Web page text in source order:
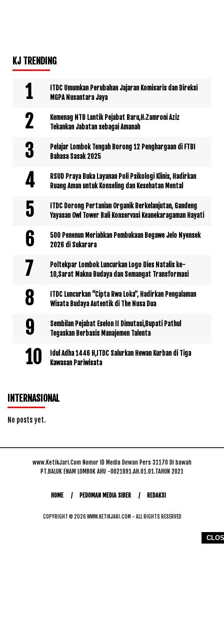
KJ TRENDING
ITDC Umumkan Perubahan Jajaran Komisaris dan Direksi
MGPA Nusantara Jaya
Kemenag NTB Lantik Pejabat Baru,H.Zamroni Aziz
Tekankan Jabatan sebagai Amanah
Pelajar Lombok Tengah Borong 12 Penghargaan di FTBI
Bahasa Sasak 2025
RSUD Praya Buka Layanan Poli Psikologi Klinis, Hadirkan
Ruang Aman untuk Konseling dan Kesehatan Mental
ITDC Dorong Pertanian Organik Berkelanjutan, Gandeng
Yayasan Owl Tower Bali Konservasi Keanekaragaman Hayati
500 Penenun Meriahkan Pembukaan Begawe Jelo Nyensek
2026 di Sukarara
Poltekpar Lombok Luncurkan Logo Dies Natalis ke-
10,Sarat Makna Budaya dan Semangat Transformasi
ITDC Luncurkan “Cipta Rwa Loka”, Hadirkan Pengalaman
Wisata Budaya Autentik di The Nusa Dua
Sembilan Pejabat Eselon II Dimutasi,Bupati Pathul
Tegaskan Berbasis Manajemen Talenta
Idul Adha 1446 H,ITDC Salurkan Hewan Kurban di Tiga
Kawasan Pariwisata
INTERNASIONAL
No posts yet.
www.KetikJari.Com Nomor ID Media Dewan Pers 31170 Di bawah
PT.BALUK ENAM LOMBOK AHU -0021891.AH.01.01.TAHUN 2021
HOME PEDOMAN MEDIA SIBER REDAKSI
COPYRIGHT © 2026 WWW.KETIKJARI.COM - ALL RIGHTS RESERVED